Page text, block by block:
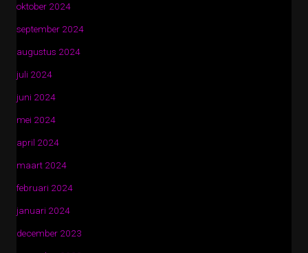
oktober 2024
september 2024
augustus 2024
juli 2024
juni 2024
mei 2024
april 2024
maart 2024
februari 2024
januari 2024
december 2023